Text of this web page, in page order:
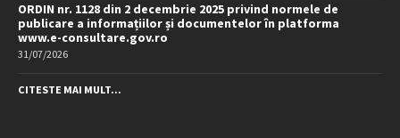
ORDIN nr. 1128 din 2 decembrie 2025 privind normele de
publicare a informațiilor și documentelor în platforma
www.e-consultare.gov.ro
31/07/2026
CITESTE MAI MULT...